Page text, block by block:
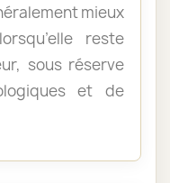
mieux
reste
sous réserve
et de